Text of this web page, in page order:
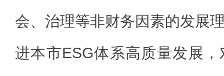
会、治理等非财务因素的发展
进本市ESG体系高质量发展